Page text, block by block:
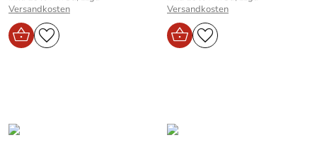
Versandkosten
Versandkosten